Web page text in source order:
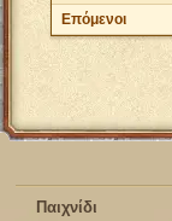
Επόμενοι
Παιχνίδι